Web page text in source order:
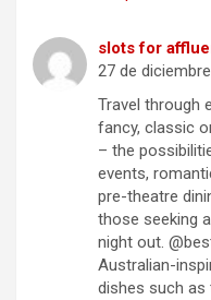
slots for
27 de
Travel through
fancy, classic
– the
events,
pre-theatre
those seeking
night out.
Australian-
dishes such as